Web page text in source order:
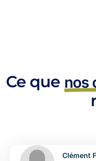
Ce que nos
Clément